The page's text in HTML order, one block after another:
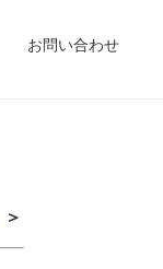
お問い合わせ
＞